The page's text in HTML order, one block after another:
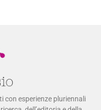
con esperienze pluriennali